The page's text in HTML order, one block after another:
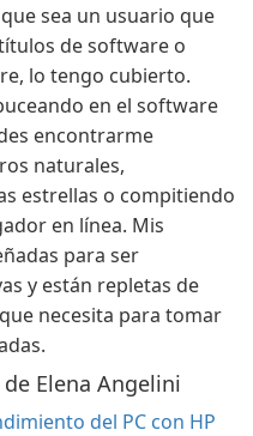
sea un usuario que
de software o
lo tengo cubierto.
en el software
encontrarme
naturales,
estrellas o compitiendo
en línea. Mis
para ser
y están repletas de
necesita para tomar
Elena Angelini
del PC con HP